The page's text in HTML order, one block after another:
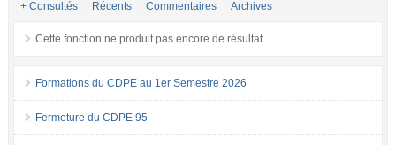
+ Consultés Récents Commentaires Archives
Cette fonction ne produit pas encore de résultat.
Formations du CDPE au 1er Semestre 2026
Fermeture du CDPE 95